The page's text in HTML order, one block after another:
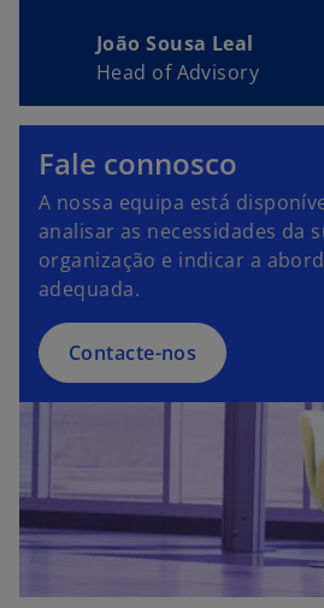
João Sousa Leal
Head of Advisory
Fale connosco
A nossa equipa está
analisar as necessidades da
organização e indicar a
adequada.
Contacte-nos